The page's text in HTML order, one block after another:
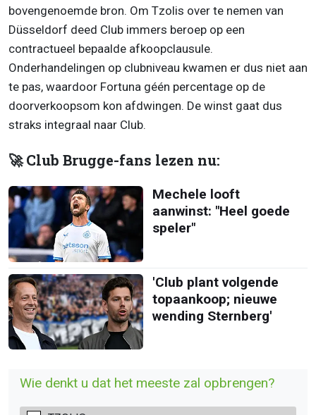
bovengenoemde bron. Om Tzolis over te nemen van
Düsseldorf deed Club immers beroep op een
contractueel bepaalde afkoopclausule.
Onderhandelingen op clubniveau kwamen er dus niet aan
te pas, waardoor Fortuna géén percentage op de
doorverkoopsom kon afdwingen. De winst gaat dus
straks integraal naar Club.
🚀 Club Brugge-fans lezen nu:
Mechele looft
aanwinst: "Heel goede
speler"
'Club plant volgende
topaankoop; nieuwe
wending Sternberg'
Wie denkt u dat het meeste zal opbrengen?